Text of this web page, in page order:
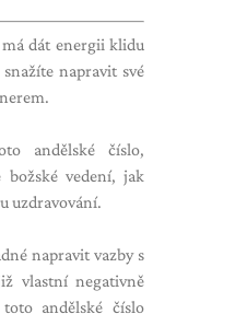
dát energii klidu
napravit své
andělské číslo,
božské vedení, jak
uzdravování.
napravit vazby s
vlastní negativně
andělské číslo